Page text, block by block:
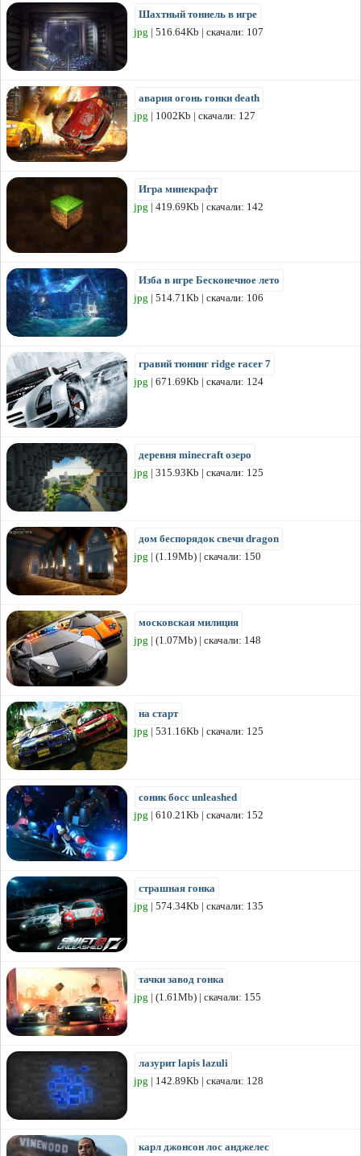
Шахтный тоннель в игре
jpg | 516.64Kb | скачали: 107
авария огонь гонки death
jpg | 1002Kb | скачали: 127
Игра минекрафт
jpg | 419.69Kb | скачали: 142
Изба в игре Бесконечное лето
jpg | 514.71Kb | скачали: 106
гравий тюнинг ridge racer 7
jpg | 671.69Kb | скачали: 124
деревня minecraft озеро
jpg | 315.93Kb | скачали: 125
дом беспорядок свечи dragon
jpg | (1.19Mb) | скачали: 150
московская милиция
jpg | (1.07Mb) | скачали: 148
на старт
jpg | 531.16Kb | скачали: 125
соник босс unleashed
jpg | 610.21Kb | скачали: 152
страшная гонка
jpg | 574.34Kb | скачали: 135
тачки завод гонка
jpg | (1.61Mb) | скачали: 155
лазурит lapis lazuli
jpg | 142.89Kb | скачали: 128
карл джонсон лос анджелес